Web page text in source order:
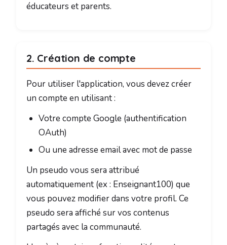
éducateurs et parents.
2. Création de compte
Pour utiliser l'application, vous devez créer
un compte en utilisant :
Votre compte Google (authentification
OAuth)
Ou une adresse email avec mot de passe
Un pseudo vous sera attribué
automatiquement (ex : Enseignant100) que
vous pouvez modifier dans votre profil. Ce
pseudo sera affiché sur vos contenus
partagés avec la communauté.